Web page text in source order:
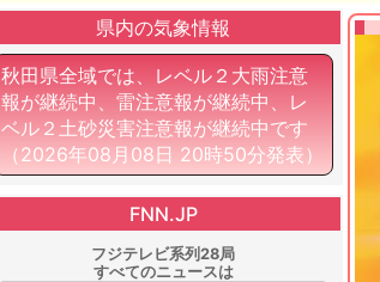
県内の気象情報
秋田県全域では、レベル２大雨注意
報が継続中、雷注意報が継続中、レ
ベル２土砂災害注意報が継続中です
（2026年08月08日 20時50分発表）
FNN.JP
フジテレビ系列28局
すべてのニュースは